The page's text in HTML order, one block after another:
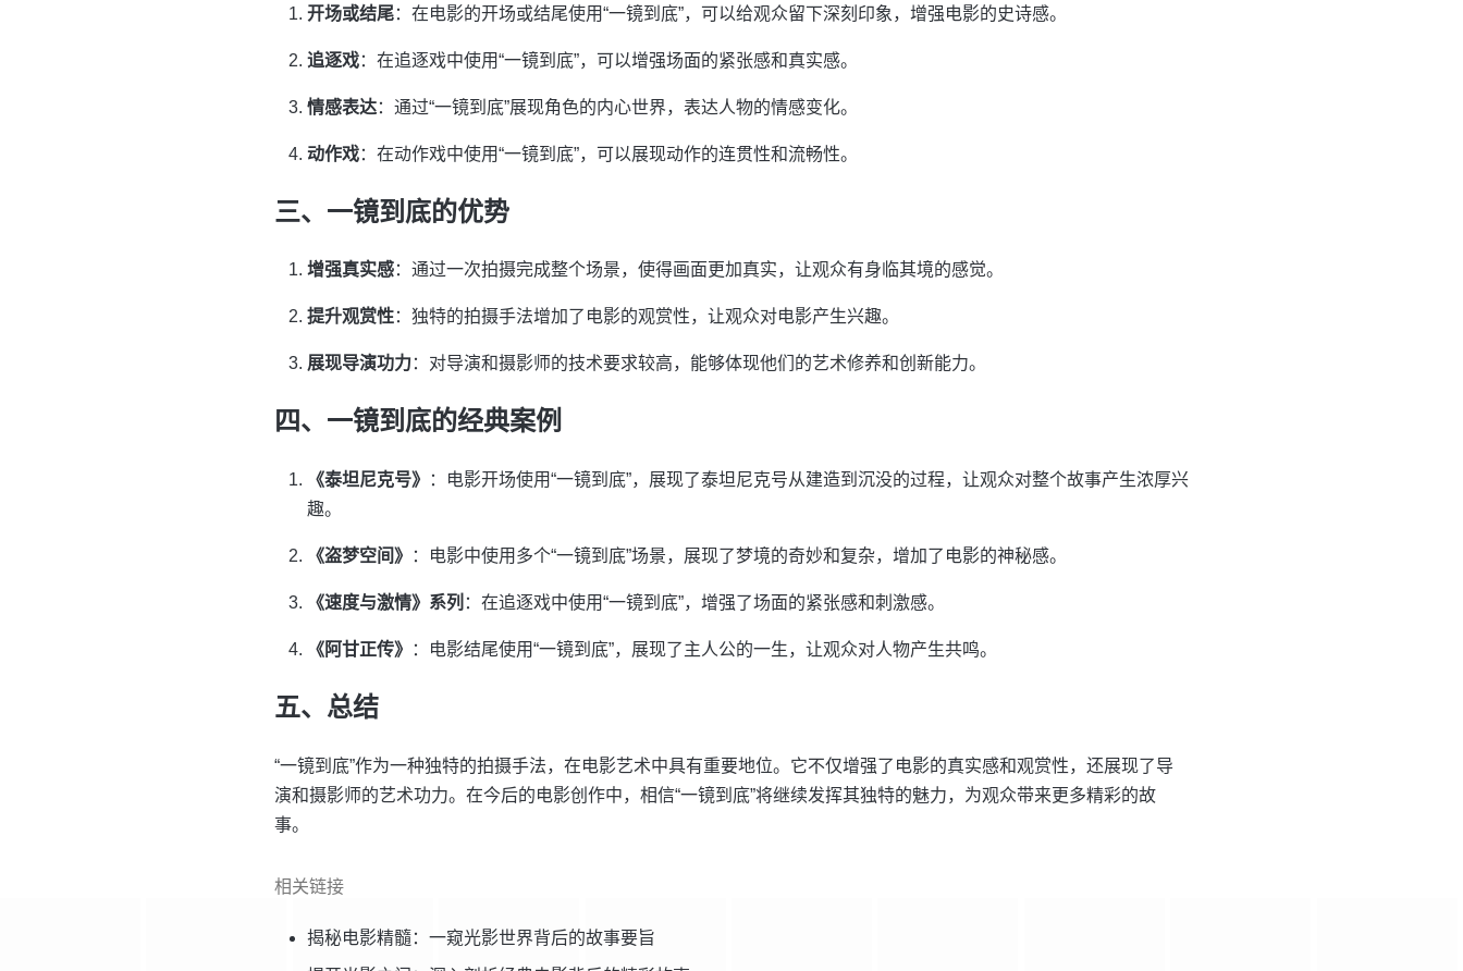
开场或结尾：在电影的开场或结尾使用“一镜到底”，可以给观众留下深刻印象，增强电影的史诗感。
追逐戏：在追逐戏中使用“一镜到底”，可以增强场面的紧张感和真实感。
情感表达：通过“一镜到底”展现角色的内心世界，表达人物的情感变化。
动作戏：在动作戏中使用“一镜到底”，可以展现动作的连贯性和流畅性。
三、一镜到底的优势
增强真实感：通过一次拍摄完成整个场景，使得画面更加真实，让观众有身临其境的感觉。
提升观赏性：独特的拍摄手法增加了电影的观赏性，让观众对电影产生兴趣。
展现导演功力：对导演和摄影师的技术要求较高，能够体现他们的艺术修养和创新能力。
四、一镜到底的经典案例
《泰坦尼克号》
：电影开场使用“一镜到底”，展现了泰坦尼克号从建造到沉没的过程，让观众对整个故事产生浓厚兴
趣。
《盗梦空间》 ：电影中使用多个“一镜到底”场景，展现了梦境的奇妙和复杂，增加了电影的神秘感。
《速度与激情》系列 ：在追逐戏中使用“一镜到底”，增强了场面的紧张感和刺激感。
《阿甘正传》 ：电影结尾使用“一镜到底”，展现了主人公的一生，让观众对人物产生共鸣。
五、总结
“一镜到底”作为一种独特的拍摄手法，在电影艺术中具有重要地位。它不仅增强了电影的真实感和观赏性，还展现了导
演和摄影师的艺术功力。在今后的电影创作中，相信“一镜到底”将继续发挥其独特的魅力，为观众带来更多精彩的故
事。
相关链接
揭秘电影精髓：一窥光影世界背后的故事要旨